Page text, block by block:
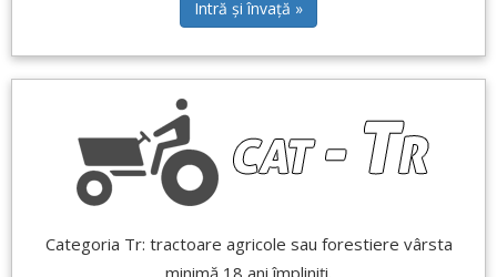
Intră și învață »
Categoria Tr: tractoare agricole sau forestiere vârsta
minimă 18 ani împliniți.